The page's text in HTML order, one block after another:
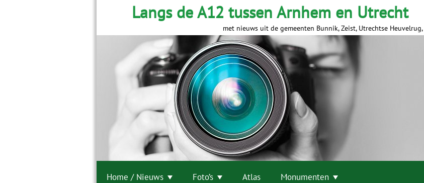
Langs de A12 tussen Arnhem en Utrecht
met nieuws uit de gemeenten Bunnik, Zeist, Utrechtse
Home / Nieuws Foto’s Atlas Monumenten